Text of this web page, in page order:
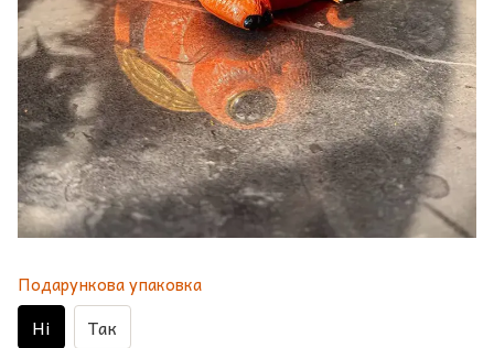
Подарункова упаковка
Ні Так